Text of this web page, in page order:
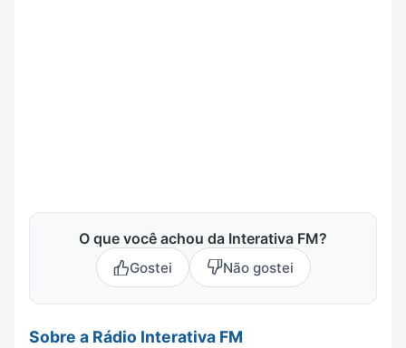
O que você achou da Interativa FM?
Gostei Não gostei
Sobre a Rádio Interativa FM